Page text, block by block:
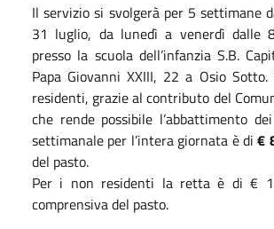
Il servizio si svolgerà per 5 settimane
31 luglio, da lunedì a venerdì dalle
presso la scuola dell’infanzia S.B.
Papa Giovanni XXIII, 22 a Osio
residenti, grazie al contributo del
che rende possibile l’abbattimento
settimanale per l’intera giornata è di€
del pasto.
Per i non residenti la retta è di €
comprensiva del pasto.